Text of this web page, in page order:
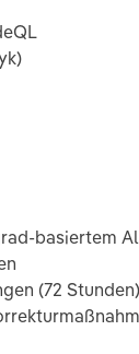
basiertem
(72 Stunden)